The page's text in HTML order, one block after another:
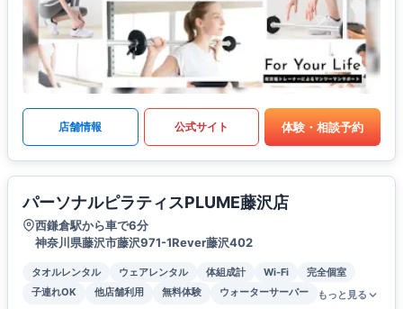
店舗情報 公式サイト 体験・相談予約
パーソナルピラティスPLUME藤沢店
西鎌倉駅から車で6分
神奈川県藤沢市藤沢971-1Rever藤沢402
タオルレンタル ウェアレンタル 体組成計 Wi-Fi
完全個室
子連れOK
他店舗利用 無料体験 ウォーターサーバー もっと見る